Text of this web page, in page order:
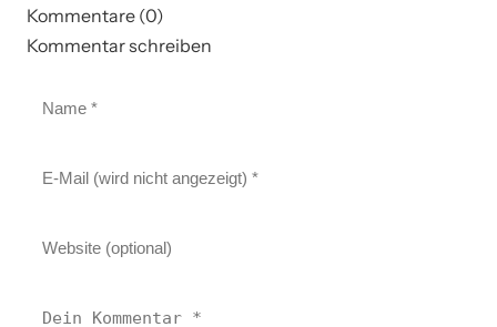
Kommentare (0)
Kommentar schreiben